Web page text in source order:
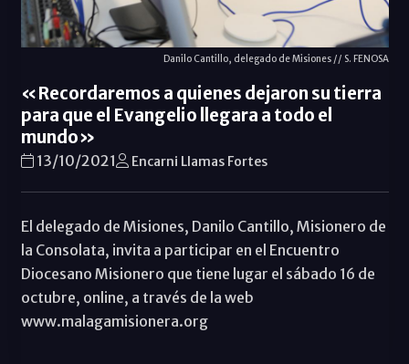
Danilo Cantillo, delegado de Misiones // S. FENOSA
«Recordaremos a quienes dejaron su tierra
para que el Evangelio llegara a todo el
mundo»
13/10/2021 Encarni Llamas Fortes
El delegado de Misiones, Danilo Cantillo, Misionero de
la Consolata, invita a participar en el Encuentro
Diocesano Misionero que tiene lugar el sábado 16 de
octubre, online, a través de la web
www.malagamisionera.org